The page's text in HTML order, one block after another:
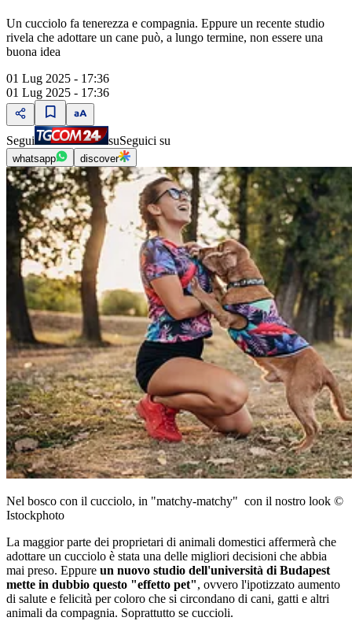
Un cucciolo fa tenerezza e compagnia. Eppure un recente studio
rivela che adottare un cane può, a lungo termine, non essere una
buona idea
01 Lug 2025 - 17:36
01 Lug 2025 - 17:36
Segui suSeguici su
whatsapp discover
Nel bosco con il cucciolo, in "matchy-matchy" con il nostro look ©
Istockphoto
La maggior parte dei proprietari di animali domestici affermerà che
adottare un cucciolo è stata una delle migliori decisioni che abbia
mai preso. Eppure un nuovo studio dell'università di Budapest
mette in dubbio questo "effetto pet", ovvero l'ipotizzato aumento
di salute e felicità per coloro che si circondano di cani, gatti e altri
animali da compagnia. Soprattutto se cuccioli.